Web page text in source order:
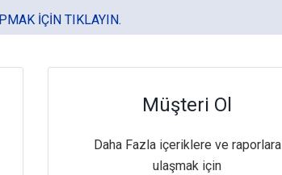
IÇIN TIKLAYIN.
Müşteri Ol
Daha Fazla içeriklere ve raporlara
ulaşmak için